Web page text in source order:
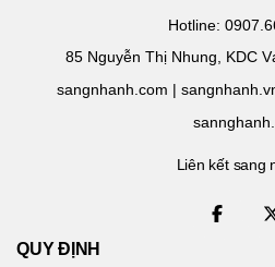
Hotline:
85 Nguyễn Thị Nhung, KDC
sangnhanh.com |
Liên kết sang
QUY ĐỊNH